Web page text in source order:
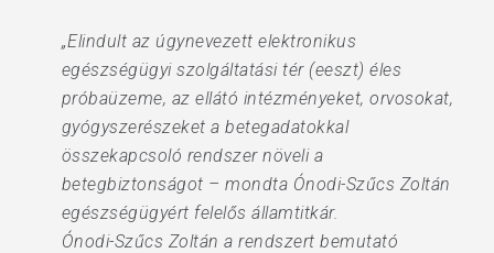
„Elindult az úgynevezett elektronikus
egészségügyi szolgáltatási tér (eeszt) éles
próbaüzeme, az ellátó intézményeket, orvosokat,
gyógyszerészeket a betegadatokkal
összekapcsoló rendszer növeli a
betegbiztonságot – mondta Ónodi-Szűcs Zoltán
egészségügyért felelős államtitkár.
Ónodi-Szűcs Zoltán a rendszert bemutató